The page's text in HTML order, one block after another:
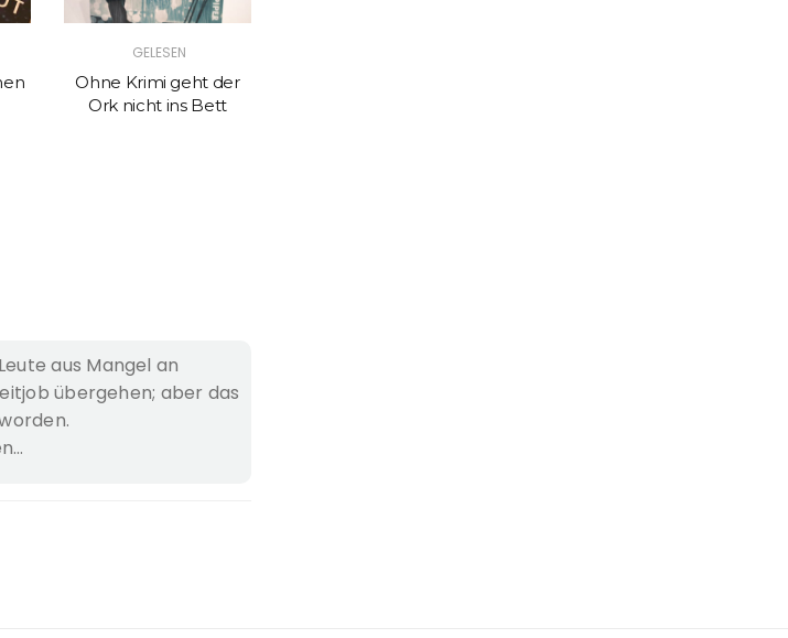
GELESEN
Ohne Krimi geht der
Ork nicht ins Bett
aus Mangel an
übergehen; aber das